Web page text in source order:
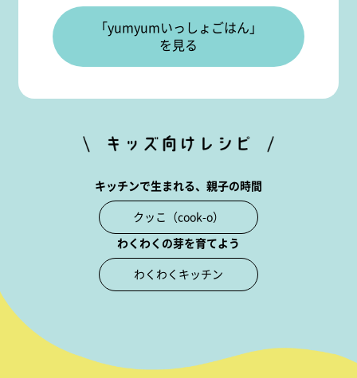
「yumyumいっしょごはん」
を見る
キッチンで生まれる、親子の時間
クッこ（cook-o）
わくわくの芽を育てよう
わくわくキッチン